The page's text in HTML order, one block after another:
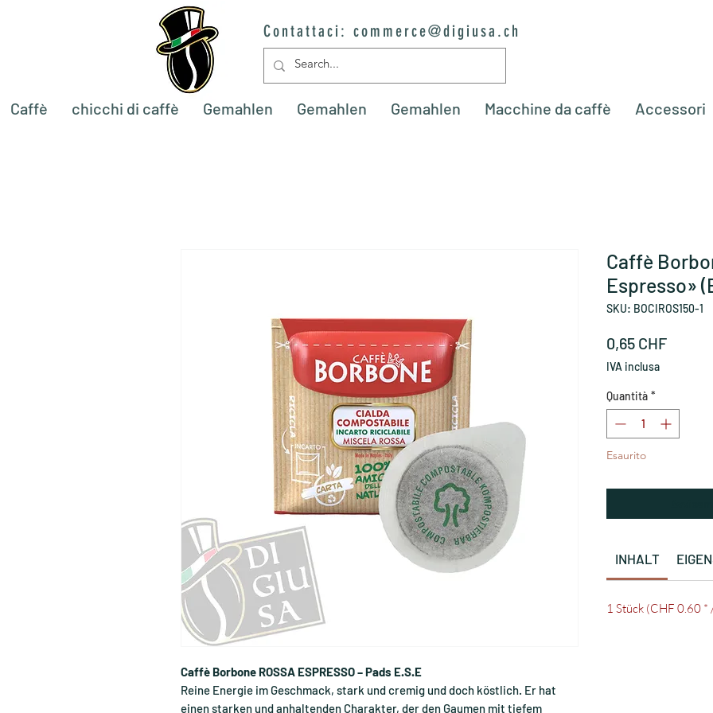
Contattaci: commerce@digiusa.ch
Caffè chicchi di caffè Gemahlen Gemahlen Gemahlen Macchine da caffè Accessori
Caffè Borbone ROSSA ESPRESSO – Pads E.S.E
Reine Energie im Geschmack, stark und cremig und doch köstlich. Er hat
einen starken und anhaltenden Charakter, der den Gaumen mit tiefem
Caffè
Espresso»
SKU: BOCIROS150-1
0,65 CHFPrezzo
IVA inclusa
Quantità *
Esaurito
INHALT
1 Stück (CHF 0.60 *